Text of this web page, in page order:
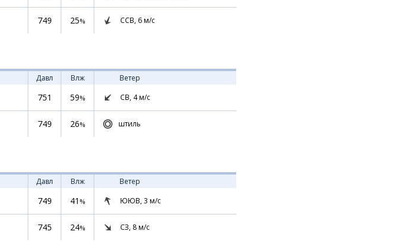
749 25% ССВ, 6м/с
Давл Влж
Ветер
751 59% СВ, 4м/с
749 26% штиль
Давл Влж
Ветер
749 41 % ЮЮВ, 3 м/с
745 24% СЗ, 8м/с